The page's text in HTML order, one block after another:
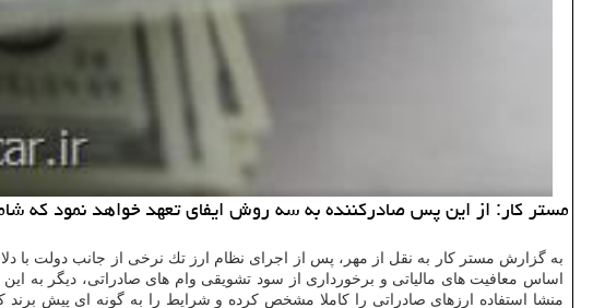
مستر كار: از این پس صادركننده به سه روش ایفای تعهد خواهد نمود كه
اساس معافیت های مالیاتی و برخورداری از سود تشویقی وام های صادراتی، دیگر به این
منشا استفاده ارزهای صادراتی را كاملا مشخص كرده و شرایط را به گونه ای پیش